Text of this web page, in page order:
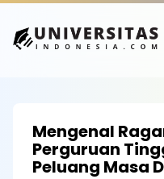
Mengenal
Perguruan
Peluang Masa